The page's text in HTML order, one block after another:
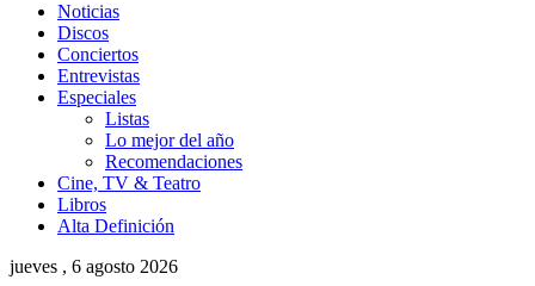
Noticias
Discos
Conciertos
Entrevistas
Especiales
Listas
Lo mejor del año
Recomendaciones
Cine, TV & Teatro
Libros
Alta Definición
jueves , 6 agosto 2026